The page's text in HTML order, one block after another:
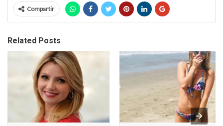
Compartir
Related Posts